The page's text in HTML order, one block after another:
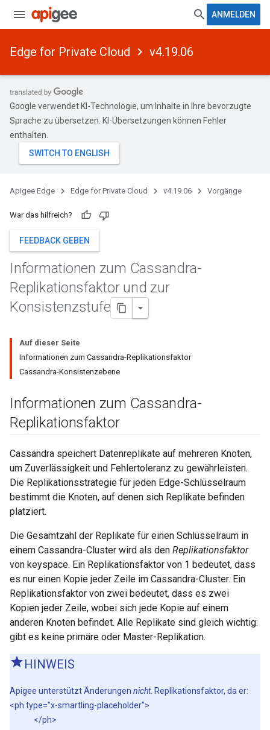
ANMELDEN
Edge for Private Cloud v4.19.06
Google verwendet KI-Technologie, um Inhalte in Ihre bevorzugte
Sprache zu übersetzen. KI-Übersetzungen können Fehler
enthalten.
Apigee Edge Edge for Private Cloud v4.19.06 Vorgänge
War das hilfreich?
FEEDBACK GEBEN
Informationen zum Cassandra-
Replikationsfaktor und zur
Konsistenzstufe
Auf dieser Seite
Informationen zum Cassandra-Replikationsfaktor
Cassandra-Konsistenzebene
Informationen zum Cassandra-
Replikationsfaktor
Cassandra speichert Datenreplikate auf mehreren Knoten,
um Zuverlässigkeit und Fehlertoleranz zu gewährleisten.
Die Replikationsstrategie für jeden Edge-Schlüsselraum
bestimmt die Knoten, auf denen sich Replikate befinden
platziert.
Die Gesamtzahl der Replikate für einen Schlüsselraum in
einem Cassandra-Cluster wird als den Replikationsfaktor
von keyspace. Ein Replikationsfaktor von 1 bedeutet, dass
es nur einen Kopie jeder Zeile im Cassandra-Cluster. Ein
Replikationsfaktor von zwei bedeutet, dass es zwei
Kopien jeder Zeile, wobei sich jede Kopie auf einem
anderen Knoten befindet. Alle Replikate sind gleich wichtig:
gibt es keine primäre oder Master-Replikation.
HINWEIS
Apigee unterstützt Änderungen nicht. Replikationsfaktor, da er:
<ph type="x-smartling-placeholder">
</ph>